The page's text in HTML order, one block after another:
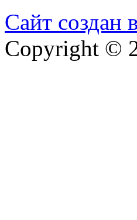
Сайт создан
Copyright ©